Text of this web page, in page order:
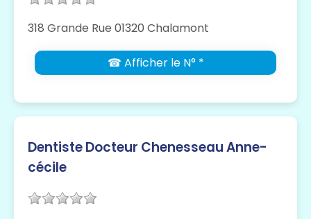
318 Grande Rue 01320 Chalamont
☎ Afficher le N° *
Dentiste Docteur Chenesseau Anne-
cécile